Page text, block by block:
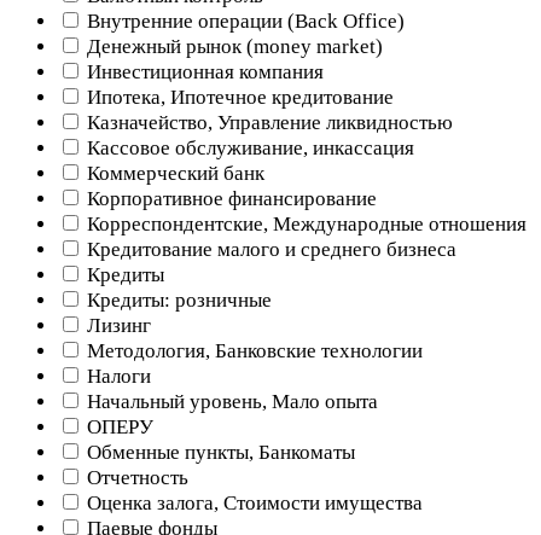
Внутренние операции (Back Office)
Денежный рынок (money market)
Инвестиционная компания
Ипотека, Ипотечное кредитование
Казначейство, Управление ликвидностью
Кассовое обслуживание, инкассация
Коммерческий банк
Корпоративное финансирование
Корреспондентские, Международные отношения
Кредитование малого и среднего бизнеса
Кредиты
Кредиты: розничные
Лизинг
Методология, Банковские технологии
Налоги
Начальный уровень, Мало опыта
ОПЕРУ
Обменные пункты, Банкоматы
Отчетность
Оценка залога, Стоимости имущества
Паевые фонды